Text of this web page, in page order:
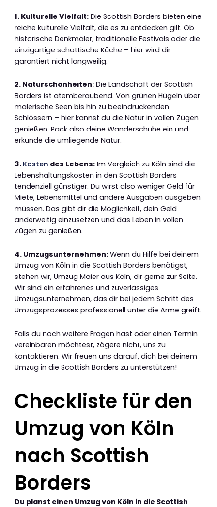
1. Kulturelle Vielfalt: Die Scottish Borders bieten eine
reiche kulturelle Vielfalt, die es zu entdecken gilt. Ob
historische Denkmäler, traditionelle Festivals oder die
einzigartige schottische Küche – hier wird dir
garantiert nicht langweilig.
2. Naturschönheiten: Die Landschaft der Scottish
Borders ist atemberaubend. Von grünen Hügeln über
malerische Seen bis hin zu beeindruckenden
Schlössern – hier kannst du die Natur in vollen Zügen
genießen. Pack also deine Wanderschuhe ein und
erkunde die umliegende Natur.
3. Kosten des Lebens: Im Vergleich zu Köln sind die
Lebenshaltungskosten in den Scottish Borders
tendenziell günstiger. Du wirst also weniger Geld für
Miete, Lebensmittel und andere Ausgaben ausgeben
müssen. Das gibt dir die Möglichkeit, dein Geld
anderweitig einzusetzen und das Leben in vollen
Zügen zu genießen.
4. Umzugsunternehmen: Wenn du Hilfe bei deinem
Umzug von Köln in die Scottish Borders benötigst,
stehen wir, Umzug Maier aus Köln, dir gerne zur Seite.
Wir sind ein erfahrenes und zuverlässiges
Umzugsunternehmen, das dir bei jedem Schritt des
Umzugsprozesses professionell unter die Arme greift.
Falls du noch weitere Fragen hast oder einen Termin
vereinbaren möchtest, zögere nicht, uns zu
kontaktieren. Wir freuen uns darauf, dich bei deinem
Umzug in die Scottish Borders zu unterstützen!
Checkliste für den
Umzug von Köln
nach Scottish
Borders
Du planst einen Umzug von Köln in die Scottish